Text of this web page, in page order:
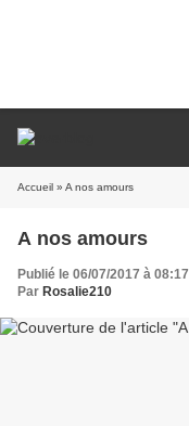
Accueil » A nos amours
A nos amours
Publié le 06/07/2017 à 08:17
Par Rosalie210